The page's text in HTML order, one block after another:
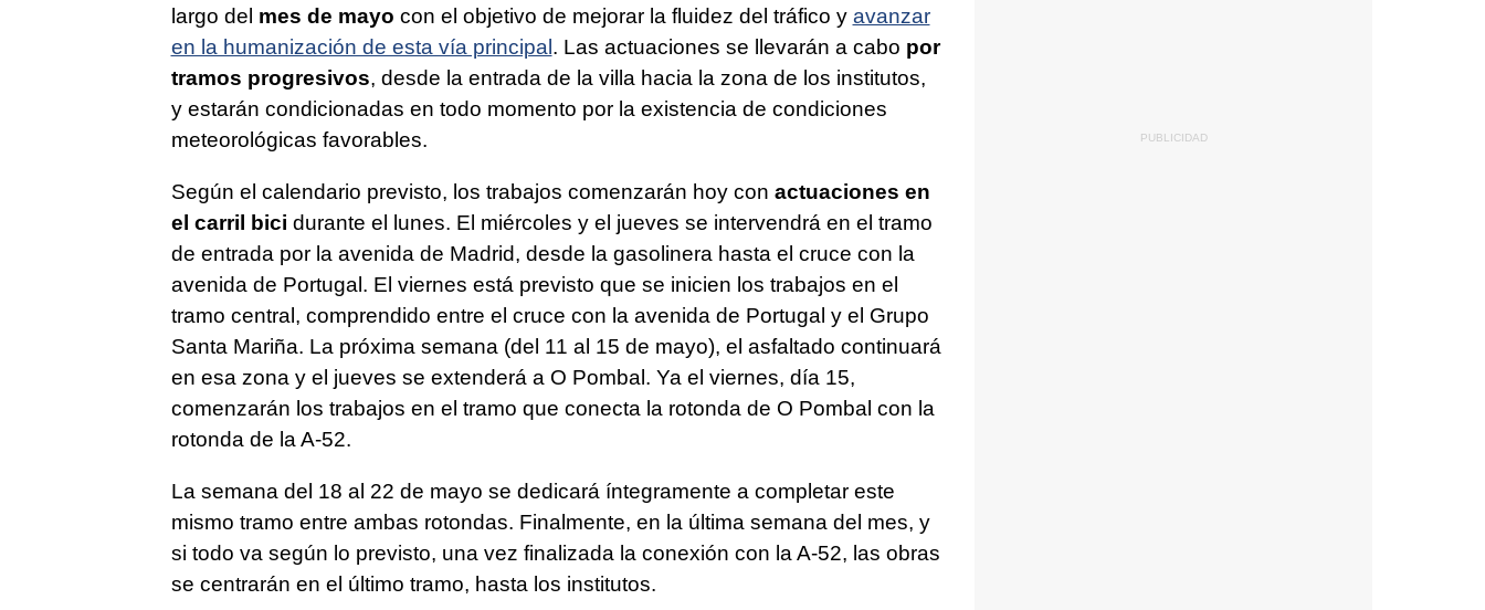
largo del mes de mayo con el objetivo de mejorar la fluidez del tráfico y avanzar
en la humanización de esta vía principal. Las actuaciones se llevarán a cabo por
tramos progresivos, desde la entrada de la villa hacia la zona de los institutos,
y estarán condicionadas en todo momento por la existencia de condiciones
meteorológicas favorables.
Según el calendario previsto, los trabajos comenzarán hoy con actuaciones en
el carril bici durante el lunes. El miércoles y el jueves se intervendrá en el tramo
de entrada por la avenida de Madrid, desde la gasolinera hasta el cruce con la
avenida de Portugal. El viernes está previsto que se inicien los trabajos en el
tramo central, comprendido entre el cruce con la avenida de Portugal y el Grupo
Santa Mariña. La próxima semana (del 11 al 15 de mayo), el asfaltado continuará
en esa zona y el jueves se extenderá a O Pombal. Ya el viernes, día 15,
comenzarán los trabajos en el tramo que conecta la rotonda de O Pombal con la
rotonda de la A-52.
La semana del 18 al 22 de mayo se dedicará íntegramente a completar este
mismo tramo entre ambas rotondas. Finalmente, en la última semana del mes, y
si todo va según lo previsto, una vez finalizada la conexión con la A-52, las obras
se centrarán en el último tramo, hasta los institutos.